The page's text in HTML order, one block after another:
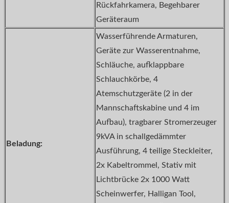
Rückfahrkamera, Begehbarer
Geräteraum
Beladung:
Wasserführende Armaturen,
Geräte zur Wasserentnahme,
Schläuche, aufklappbare
Schlauchkörbe, 4
Atemschutzgeräte (2 in der
Mannschaftskabine und 4 im
Aufbau), tragbarer Stromerzeuger
9kVA in schallgedämmter
Ausführung, 4 teilige Steckleiter,
2x Kabeltrommel, Stativ mit
Lichtbrücke 2x 1000 Watt
Scheinwerfer, Halligan Tool,